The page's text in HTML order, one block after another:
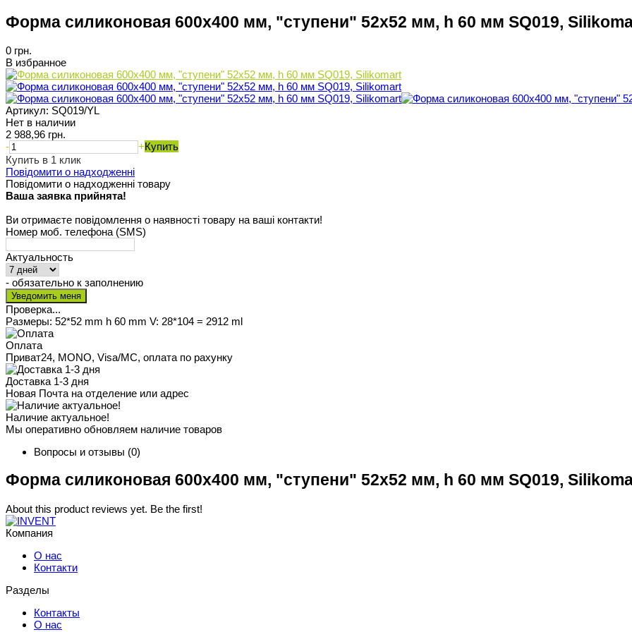
Форма силиконовая 600x400 мм, "ступени" 52х52 мм, h 60 мм SQ019,
0 грн.
В избранное
Артикул: SQ019/YL
Нет в наличии
2 988,96 грн.
-
+Купить
Купить в 1 клик
Повідомити о надходженні
Повідомити о надходженні товару
Ваша заявка прийнята!
Ви отримаєте повідомлення о наявності товару на ваші контакти!
Номер моб. телефона (SMS)
Актуальность
- обязательно к заполнению
Проверка...
Размеры: 52*52 mm h 60 mm V: 28*104 = 2912 ml
Оплата
Приват24, MONO, Visa/MC, оплата по рахунку
Доставка 1-3 дня
Новая Почта на отделение или адрес
Наличие актуальное!
Мы оперативно обновляем наличие товаров
Вопросы и отзывы (0)
Форма силиконовая 600x400 мм, "ступени" 52х52 мм, h 60 мм SQ019,
About this product reviews yet. Be the first!
Компания
О нас
Контакти
Разделы
Контакты
О нас